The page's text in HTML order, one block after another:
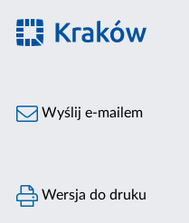
Wyślij e-mailem
Wersja do druku